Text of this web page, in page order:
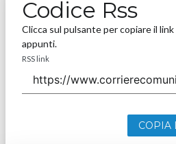
Codice Rss
Clicca sul pulsante per copiare il link
appunti.
RSS link
COPIA